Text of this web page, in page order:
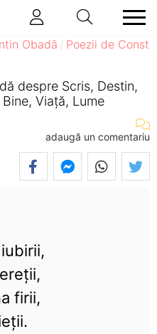
Obadă Poezii de
despre Scris, Destin,
Viață, Lume
adaugă un comentariu
firii,